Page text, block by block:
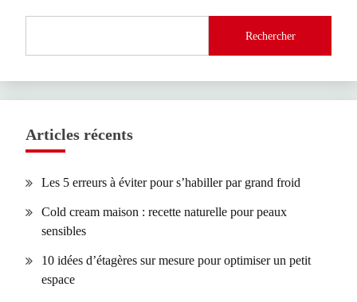
Rechercher
Articles récents
Les 5 erreurs à éviter pour s’habiller par grand froid
Cold cream maison : recette naturelle pour peaux
sensibles
10 idées d’étagères sur mesure pour optimiser un petit
espace